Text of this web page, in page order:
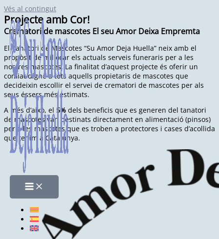
Vés al contingut
Projecte amb Cor!
Crematori de mascotes El seu Amor Deixa Empremta
El Tanatori de Mascotes “Su Amor Deja Huella” neix amb el
propòsit de millorar els actuals serveis funeraris per a les
nostres mascotes. La finalitat d’aquest projecte és oferir un
comiat digne a tots aquells propietaris de mascotes que
decideixin escollir el servei de crematori de mascotes per als
seus éssers més estimats.
A més d’això, el 5% dels beneficis que es generen del tanatori
de mascotes van destinats directament en alimentació (pinsos)
per a les mascotes que es troben a protectores i cases d’acollida
que tenim a Catalunya.